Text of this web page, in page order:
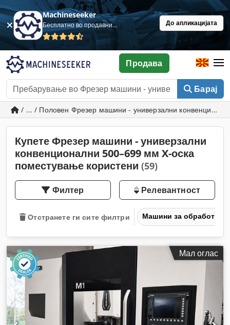
Machineseeker
Бесплатно во продавница До апликацијата
Барај
Продава
/ ... / Половен Фрезер машини - универзални
Купете Фрезер машини - универзални
конвенционални 500–699 мм X-оска
поместување користени (59)
Филтер Релевантност
Отстранете ги сите филтри Машини за обработка
Мал оглас